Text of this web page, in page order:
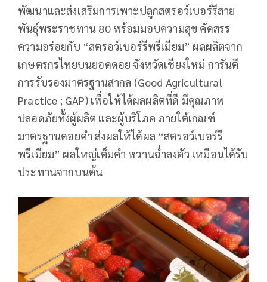
พัฒนาและส่งเสริมการเพาะปลูกสตรอว์เบอร์รีสาย
พันธุ์พระราชทาน 80 พร้อมมอบความสุข คัดสรร
ความอร่อยกับ “สตรอว์เบอร์รีพรีเมียม” ผลผลิตจาก
เกษตรกรไทยบนยอดดอย จังหวัดเชียงใหม่ การันตี
การรับรองมาตรฐานสากล (Good Agricultural
Practice ; GAP) เพื่อให้ได้ผลผลิตที่ดี มีคุณภาพ
ปลอดภัยทั้งผู้ผลิต และผู้บริโภค ภายใต้เกณฑ์
มาตรฐานดอยคำ ส่งผลให้ได้ผล “สตรอว์เบอร์รี
พรีเมียม” ผลใหญ่เต็มคำ หวานฉ่ำลงตัว เหมือนได้รับ
ประทานจากบนต้น